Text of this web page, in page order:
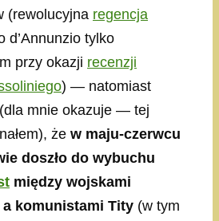
(rewolucyjna regencja
d’Annunzio tylko
przy okazji recenzji
) — natomiast
mnie okazuje — tej
że w maju-czerwcu
doszło do wybuchu
między wojskami
komunistami Tity (w tym